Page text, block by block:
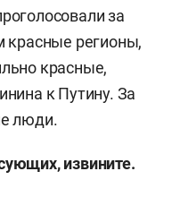
за
красные регионы,
красные,
к Путину. За
люди.
извините.